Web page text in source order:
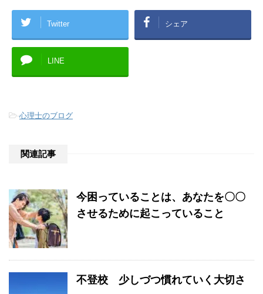
Twitter シェア
LINE
-心理士のブログ
関連記事
今困っていることは、あなたを〇〇
させるために起こっていること
不登校 少しづつ慣れていく大切さ